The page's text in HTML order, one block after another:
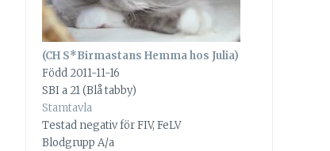
(CH S*Birmastans Hemma hos Julia)
Född 2011-11-16
SBI a 21 (Blå tabby)
Stamtavla
Testad negativ för FIV, FeLV
Blodgrupp A/a